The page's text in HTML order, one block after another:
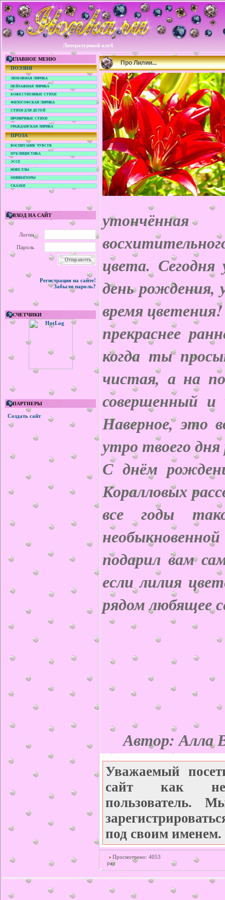
Литературный клуб
ГЛАВНОЕ МЕНЮ
ПОЭЗИЯ
ЛЮБОВНАЯ ЛИРИКА
ПЕЙЗАЖНАЯ ЛИРИКА
БОЖЕСТВЕННЫЕ СТИХИ
ФИЛОСОФСКАЯ ЛИРИКА
СТИХИ ДЛЯ ДЕТЕЙ
ИРОНИЧНЫЕ СТИХИ
ГРАЖДАНСКАЯ ЛИРИКА
ПРОЗА
ВОСПИТАНИЕ ЧУВСТВ
ПУБЛИЦИСТИКА
ЭССЕ
НОВЕЛЛЫ
МИНИАТЮРЫ
СКАЗКИ
ВХОД НА САЙТ
Логин
Пароль
Регистрация на сайте!
Забыли пароль?
СЧЕТЧИКИ
ПАРТНЕРЫ
Создать сайт
Про Лилии...
утончённая
цвета.
день рождения,
время
прекраснее
когда ты
чистая, а на
совершенный и
Наверное, это
утро твоего
С днём
Коралловых
все годы
подарил вам
если лилия
рядом любящее
Автор: Алла
Уважаемый
сайт как
пользователь.
под своим именем.
Просмотрено: 4053
раз
©